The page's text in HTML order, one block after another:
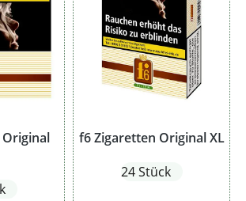
f6 Zigaretten Original XL
24 Stück